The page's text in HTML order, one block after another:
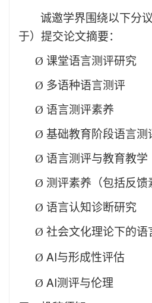
诚邀学界围绕以下分
于）提交论文摘要：
Ø 课堂语言测评研究
Ø 多语种语言测评
Ø 语言测评素养
Ø 基础教育阶段语言测
Ø 语言测评与教育教学
Ø 测评素养（包括反馈
Ø 语言认知诊断研究
Ø 社会文化理论下的语
Ø AI与形成性评估
Ø AI测评与伦理